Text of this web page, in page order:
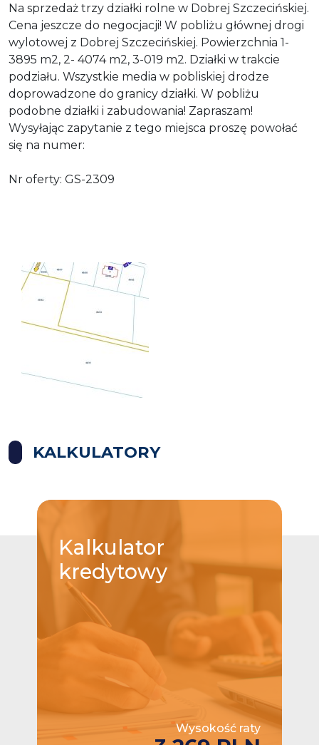
Na sprzedaż trzy działki rolne w Dobrej Szczecińskiej.
Cena jeszcze do negocjacji! W pobliżu głównej drogi
wylotowej z Dobrej Szczecińskiej. Powierzchnia 1-
3895 m2, 2- 4074 m2, 3-019 m2. Działki w trakcie
podziału. Wszystkie media w pobliskiej drodze
doprowadzone do granicy działki. W pobliżu
podobne działki i zabudowania! Zapraszam!
Wysyłając zapytanie z tego miejsca proszę powołać
się na numer:
Nr oferty: GS-2309
KALKULATORY
Kalkulator
kredytowy
Wysokość raty